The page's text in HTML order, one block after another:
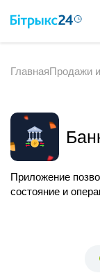
ИНТЕГРАЦИИ
ГлавнаяПродажи
Приложение
состояние и